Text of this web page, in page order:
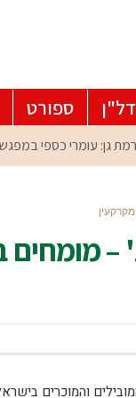
ספורט
–
והמוכרים